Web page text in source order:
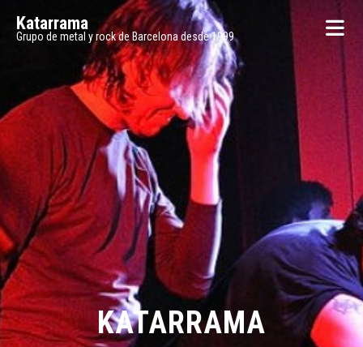
Katarrama
Grupo de metal y rock de Barcelona desde 1999
KATARRAMA